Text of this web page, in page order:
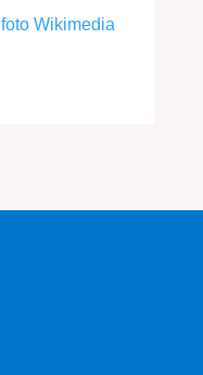
foto Wikimedia